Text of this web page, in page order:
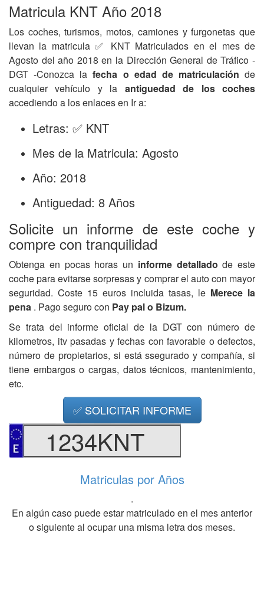
Matricula KNT Año 2018
Los coches, turismos, motos, camiones y furgonetas que
llevan la matricula ✅ KNT Matriculados en el mes de
Agosto del año 2018 en la Dirección General de Tráfico -
DGT -Conozca lafecha o edad de matriculación de
cualquier vehículo y la antiguedad de los coches
accediendo a los enlaces en Ir a:
Letras: ✅ KNT
Mes de la Matricula: Agosto
Año: 2018
Antiguedad: 8 Años
Solicite un informe de este coche y
compre con tranquilidad
Obtenga en pocas horas un informe detalladode este
coche para evitarse sorpresas y comprar el auto con mayor
seguridad. Coste 15 euros incluida tasas, le Merece la
pena . Pago seguro con Pay pal o Bizum.
Se trata del informe oficial de la DGT con número de
kilometros, itv pasadas y fechas con favorable o defectos,
número de propietarios, si está ssegurado y compañía, si
tiene embargos o cargas, datos técnicos, mantenimiento,
etc.
✅ SOLICITAR INFORME
1234KNT
Matriculas por Años
.
En algún caso puede estar matriculado en el mes anterior
o siguiente al ocupar una misma letra dos meses.